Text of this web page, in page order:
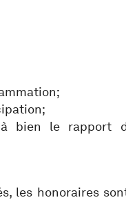
le rapport
les honoraires